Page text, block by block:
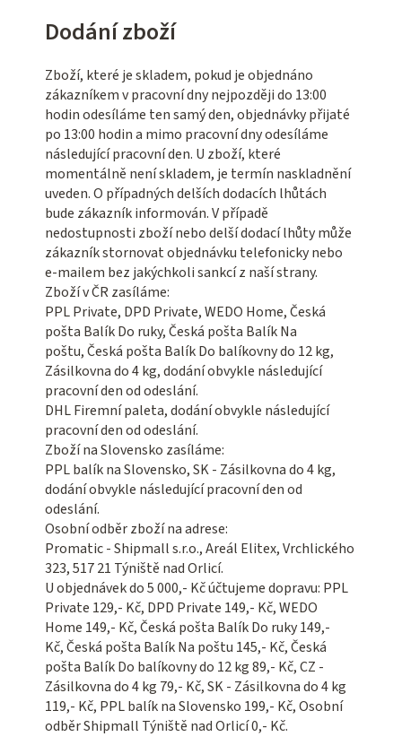
Dodání zboží
Zboží, které je skladem, pokud je objednáno
zákazníkem v pracovní dny nejpozději do 13:00
hodin odesíláme ten samý den, objednávky přijaté
po 13:00 hodin a mimo pracovní dny odesíláme
následující pracovní den. U zboží, které
momentálně není skladem, je termín naskladnění
uveden. O případných delších dodacích lhůtách
bude zákazník informován. V případě
nedostupnosti zboží nebo delší dodací lhůty může
zákazník stornovat objednávku telefonicky nebo
e-mailem bez jakýchkoli sankcí z naší strany.
Zboží v ČR zasíláme:
PPL Private, DPD Private, WEDO Home, Česká
pošta Balík Do ruky, Česká pošta Balík Na
poštu, Česká pošta Balík Do balíkovny do 12 kg,
Zásilkovna do 4 kg, dodání obvykle následující
pracovní den od odeslání.
DHL Firemní paleta, dodání obvykle následující
pracovní den od odeslání.
Zboží na Slovensko zasíláme:
PPL balík na Slovensko, SK - Zásilkovna do 4 kg,
dodání obvykle následující pracovní den od
odeslání.
Osobní odběr zboží na adrese:
Promatic - Shipmall s.r.o., Areál Elitex, Vrchlického
323, 517 21 Týniště nad Orlicí.
U objednávek do 5 000,- Kč účtujeme dopravu: PPL
Private 129,- Kč, DPD Private 149,- Kč, WEDO
Home 149,- Kč, Česká pošta Balík Do ruky 149,-
Kč, Česká pošta Balík Na poštu 145,- Kč, Česká
pošta Balík Do balíkovny do 12 kg 89,- Kč, CZ -
Zásilkovna do 4 kg 79,- Kč, SK - Zásilkovna do 4 kg
119,- Kč, PPL balík na Slovensko 199,- Kč, Osobní
odběr Shipmall Týniště nad Orlicí 0,- Kč.